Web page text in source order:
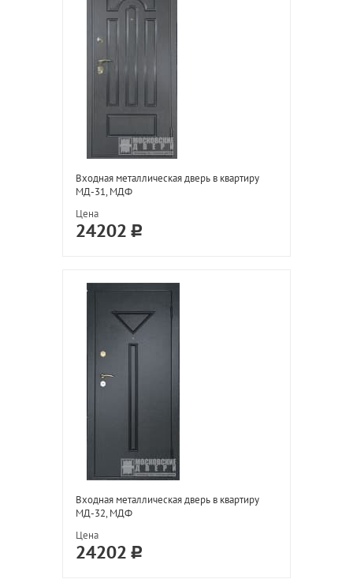
Входная металлическая дверь в квартиру
МД-31, МДФ
Цена
24202
Входная металлическая дверь в квартиру
МД-32, МДФ
Цена
24202